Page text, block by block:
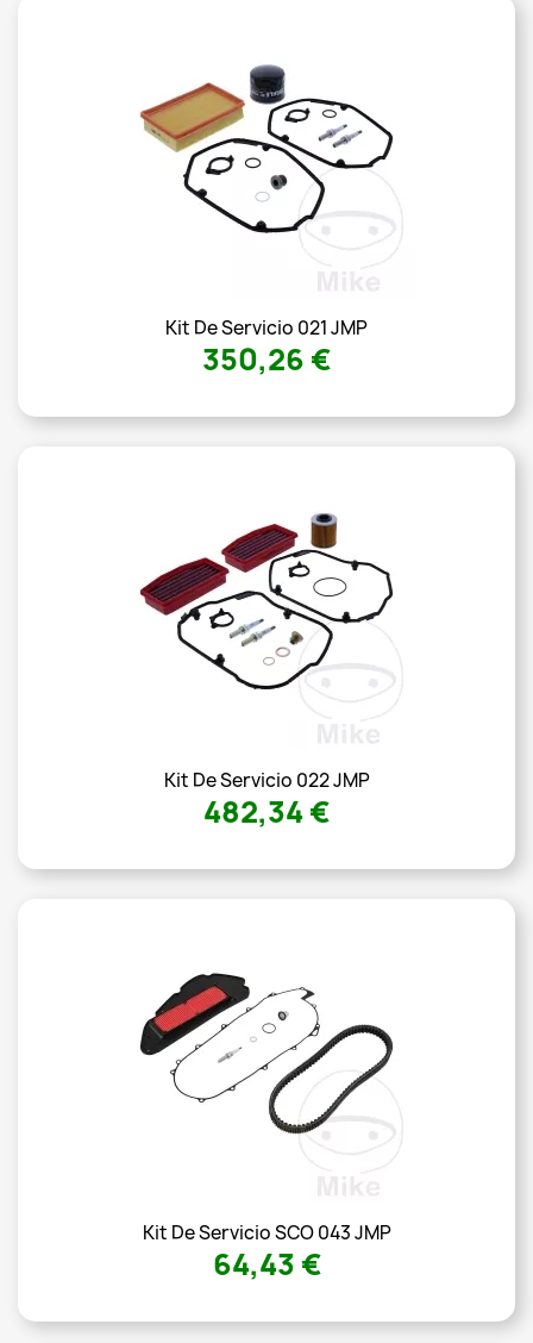
Kit De Servicio 021 JMP
350,26 €
Kit De Servicio 022 JMP
482,34 €
Kit De Servicio SCO 043 JMP
64,43 €